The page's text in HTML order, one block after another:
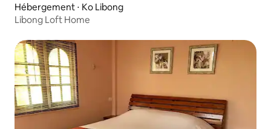
Hébergement ⋅ Ko Libong
Libong Loft Home